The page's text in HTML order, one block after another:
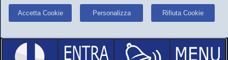
Accetta Cookie Personalizza Rifiuta Cookie